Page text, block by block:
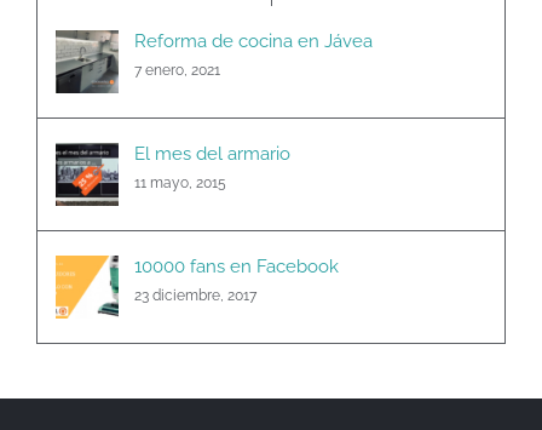
Reforma de cocina en Jávea
7 enero, 2021
El mes del armario
11 mayo, 2015
10000 fans en Facebook
23 diciembre, 2017